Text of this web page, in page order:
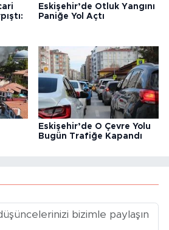
Eskişehir’de Otluk Yangını
Paniğe Yol Açtı
Eskişehir’de O Çevre Yolu
Bugün Trafiğe Kapandı